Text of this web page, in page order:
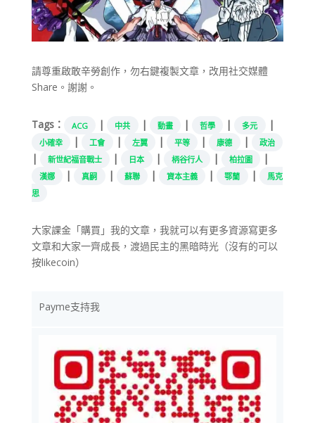
請尊重啟敢辛勞創作，勿右鍵複製文章，改用社交媒體
Share。謝謝。
Tags： ACG | 中共 | 動畫 | 哲學 | 多元 |
小確幸 | 工會 | 左翼 | 平等 | 康德 | 政治
| 新世紀福音戰士 | 日本 | 柄谷行人 | 柏拉圖 |
漢娜 | 真嗣 | 蘇聯 | 資本主義 | 鄂蘭 |
馬克
思
大家課金「購買」我的文章，我就可以有更多資源寫更多
文章和大家一齊成長，渡過民主的黑暗時光（沒有的可以
按likecoin）
Payme支持我